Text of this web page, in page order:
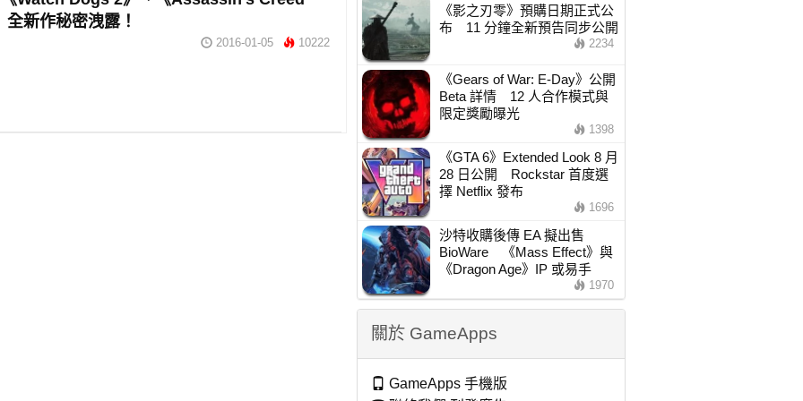
新作秘密洩露！
2016-01-05 10222
《影之刃零》預購日期正式公
布 11 分鐘全新預告同步公開
2234
《Gears of War: E-Day》公開
Beta 詳情 12 人合作模式與
限定獎勵曝光
1398
《GTA 6》Extended Look 8 月
28 日公開 Rockstar 首度選
擇 Netflix 發布
1696
沙特收購後傳 EA 擬出售
BioWare 《Mass Effect》與
《Dragon Age》IP 或易手
1970
關於 GameApps
GameApps 手機版